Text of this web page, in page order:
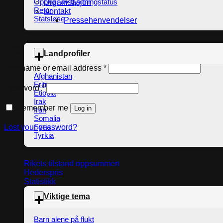
Opphør av flyktningstatus
Retur
Statsløse
Landprofiler
Afghanistan
Eritrea
Etiopia
Irak
Iran
Somalia
Syria
Tyrkia
Rikets tilstand oppsummert
Hederspris
Statistikk
Viktige tema
Barn alene på flukt
Organisasjon
Kontakt
Pressehenvendelser
Login
Username or email address *Required
Password*Required
Remember me Log in
Lost your password?